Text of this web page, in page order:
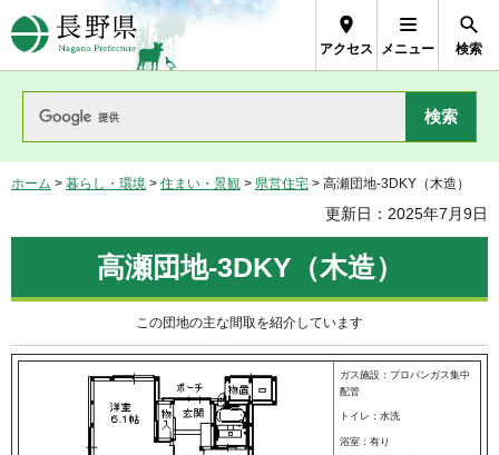
長野県Nagano Prefecture
アクセス メニュー 検索
ホーム > 暮らし・環境 > 住まい・景観 > 県営住宅 > 高瀬団地-3DKY（木造）
更新日：2025年7月9日
高瀬団地-3DKY（木造）
この団地の主な間取を紹介しています
ガス施設：プロパンガス集中
配管
トイレ：水洗
浴室：有り